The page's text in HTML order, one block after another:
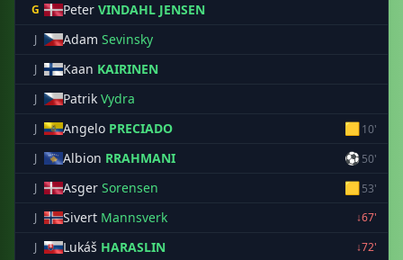
G Peter VINDAHL JENSEN
J Adam Sevinsky
J Kaan KAIRINEN
J Patrik Vydra
J Angelo PRECIADO 🟨10'
J
Albion RRAHMANI ⚽ 50'
J
Asger Sorensen 🟨53'
J
Sivert Mannsverk
↓67'
J
Lukáš HARASLIN
↓72'